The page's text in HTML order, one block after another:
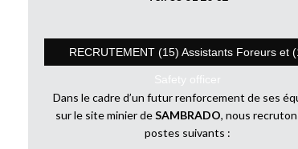
RECRUTEMENT (15) Assistants Foreurs et
Safety officer
Dans le cadre d’un futur renforcement de ses
sur le site minier deSAMBRADO, nous
postes suivants :